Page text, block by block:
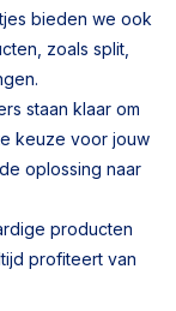
bieden we ook
zoals split,
staan klaar om
keuze voor jouw
oplossing naar
producten
profiteert van